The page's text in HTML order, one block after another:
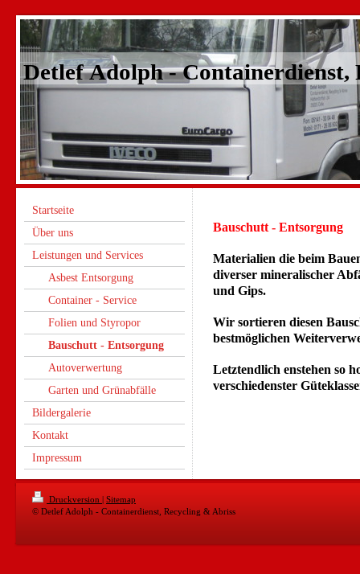
Detlef Adolph - Containerdienst,
Startseite
Über uns
Leistungen und Services
Asbest Entsorgung
Container - Service
Folien und Styropor
Bauschutt - Entsorgung
Autoverwertung
Garten und Grünabfälle
Bildergalerie
Kontakt
Impressum
Bauschutt - Entsorgung
Materialien die beim
diverser mineralischer
und Gips.
Wir sortieren diesen
bestmöglichen
Letztendlich enstehen so
verschiedenster
Druckversion | Sitemap
© Detlef Adolph - Containerdienst, Recycling & Abriss